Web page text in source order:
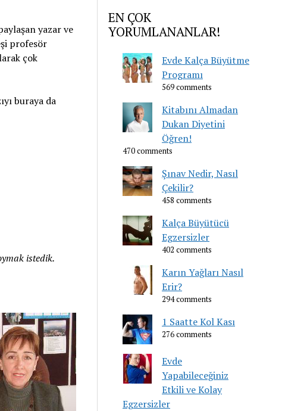
yazar ve
profesör
çok
buraya da
istedik.
EN ÇOK
YORUMLANANLAR!
Evde Kalça Büyütme
Programı
569 comments
Kitabını Almadan
Dukan Diyetini
Öğren!
470 comments
Şınav Nedir, Nasıl
Çekilir?
458 comments
Kalça Büyütücü
Egzersizler
402 comments
Karın Yağları Nasıl
Erir?
294 comments
1 Saatte Kol Kası
276 comments
Evde
Yapabileceğiniz
Etkili ve Kolay
Egzersizler